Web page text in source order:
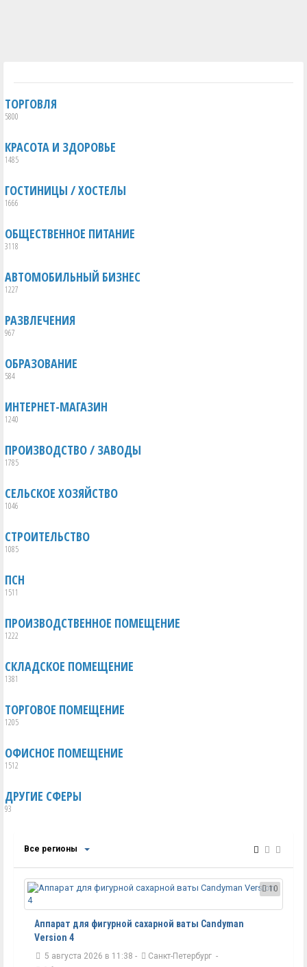
ТОРГОВЛЯ
5800
КРАСОТА И ЗДОРОВЬЕ
1485
ГОСТИНИЦЫ / ХОСТЕЛЫ
1666
ОБЩЕСТВЕННОЕ ПИТАНИЕ
3118
АВТОМОБИЛЬНЫЙ БИЗНЕС
1227
РАЗВЛЕЧЕНИЯ
967
ОБРАЗОВАНИЕ
584
ИНТЕРНЕТ-МАГАЗИН
1240
ПРОИЗВОДСТВО / ЗАВОДЫ
1785
СЕЛЬСКОЕ ХОЗЯЙСТВО
1046
СТРОИТЕЛЬСТВО
1085
ПСН
1511
ПРОИЗВОДСТВЕННОЕ ПОМЕЩЕНИЕ
1222
СКЛАДСКОЕ ПОМЕЩЕНИЕ
1381
ТОРГОВОЕ ПОМЕЩЕНИЕ
1205
ОФИСНОЕ ПОМЕЩЕНИЕ
1512
ДРУГИЕ СФЕРЫ
93
Все регионы
10
Аппарат для фигурной сахарной ваты Candyman
Version 4
5 августа 2026 в 11:38 - Санкт-Петербург -